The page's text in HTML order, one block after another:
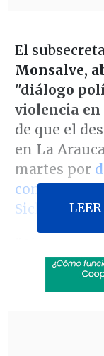
El
Monsalve,
"diálogo
violencia
de que el
en La
martes por
comitiva de
Siches
disminuya,
diálogo
de los